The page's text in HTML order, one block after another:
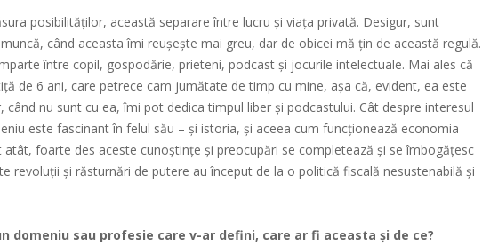
posibilităților, această separare între lucru și viața privată. Desigur, sunt
când aceasta îmi reușește mai greu, dar de obicei mă țin de această regulă.
între copil, gospodărie, prieteni, podcast și jocurile intelectuale. Mai ales că
de 6 ani, care petrece cam jumătate de timp cu mine, așa că, evident, ea este
când nu sunt cu ea, îmi pot dedica timpul liber și podcastului. Cât despre interesul
este fascinant în felul său – și istoria, și aceea cum funcționează economia
foarte des aceste cunoștințe și preocupări se completează și se îmbogățesc
revoluții și răsturnări de putere au început de la o politică fiscală nesustenabilă și
domeniu sau profesie care v-ar defini, care ar fi aceasta și de ce?